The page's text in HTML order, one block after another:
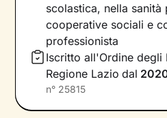
Il mio compito sarà
questo processo,
diventare consapevole di
influenza l’interpretazione
vita. Ti insegnerò a
scolastica, nella sanità
cooperative sociali e
professionista
Iscritto all'Ordine degli
Regione Lazio dal
n° 25815